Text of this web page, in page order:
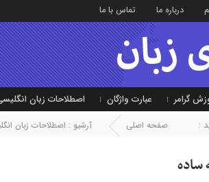
درباره ما تماس با ما
گرامر عبارت واژگان اصطلاحات زبان
: صفحه اصلی آرشیو : اصطلاحات زبان
ساده